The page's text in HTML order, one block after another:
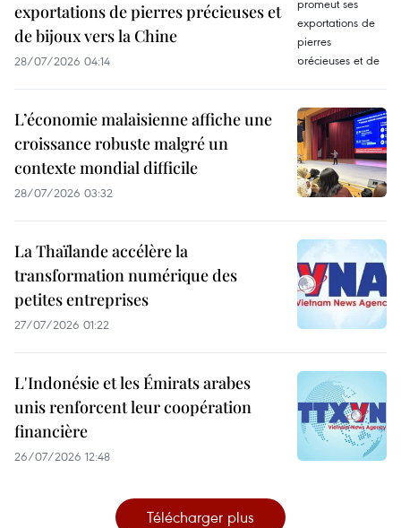
exportations de pierres précieuses et
de bijoux vers la Chine
28/07/2026 04:14
L’économie malaisienne affiche une
croissance robuste malgré un
contexte mondial difficile
28/07/2026 03:32
La Thaïlande accélère la
transformation numérique des
petites entreprises
27/07/2026 01:22
L'Indonésie et les Émirats arabes
unis renforcent leur coopération
financière
26/07/2026 12:48
Télécharger plus